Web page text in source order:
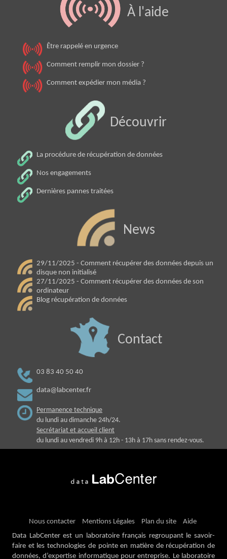
À l'aide
Être rappelé en urgence
Comment remplir mon dossier ?
Comment expédier mon média ?
Découvrir
La procédure de récupération de données
Nos engagements
Dernières pannes traitées
News
29/11/2025 - Comment récupérer des données depuis un
disque non initialisé
27/11/2025 - Comment récupérer des données de son
ordinateur
Blog récupération de données
Contact
03 83 40 50 40
data@labcenter.fr
Permanence technique
du lundi au dimanche 24h/24.
Secrétariat et accueil client
du lundi au vendredi 9h à 12h - 13h à 17h sans rendez-vous.
Nous contacter Mentions Légales Plan du site
Aide
Data LabCenter est un laboratoire français regroupant le savoir-
faire et les technologies de pointe en matière de récupération de
données, d’expertise informatique pour entreprise. Le laboratoire